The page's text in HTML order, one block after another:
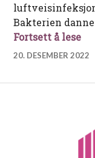
Bakterien
Fortsett å lese
20. DESEMBER 2022